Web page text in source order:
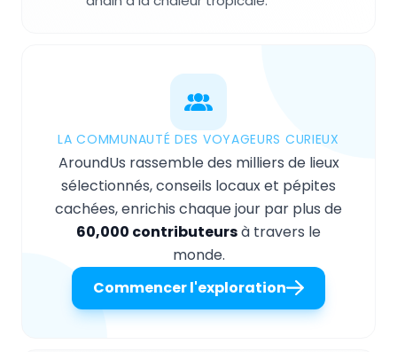
LA COMMUNAUTÉ DES VOYAGEURS CURIEUX
AroundUs rassemble des milliers de lieux
sélectionnés, conseils locaux et pépites
cachées, enrichis chaque jour par plus de
60,000 contributeursà travers le
monde.
Commencer l'exploration